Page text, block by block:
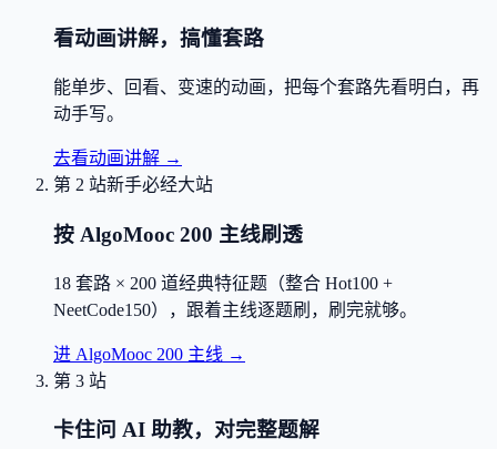
看动画讲解，搞懂套路
能单步、回看、变速的动画，把每个套路先看明白，再
动手写。
去看动画讲解 →
第 2 站新手必经大站
按 AlgoMooc 200 主线刷透
18 套路 × 200 道经典特征题（整合 Hot100 +
NeetCode150），跟着主线逐题刷，刷完就够。
进 AlgoMooc 200 主线 →
第 3 站
卡住问 AI 助教，对完整题解